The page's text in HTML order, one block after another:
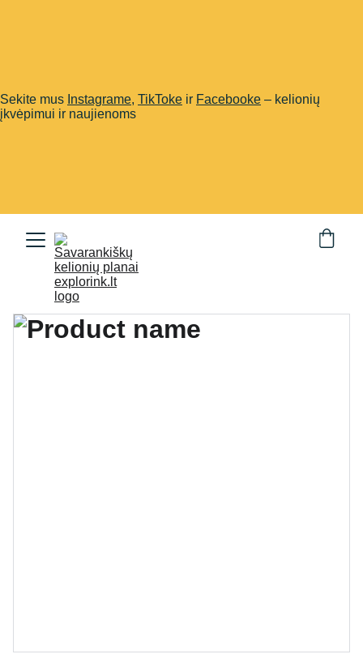
Sekite mus Instagrame, TikToke ir Facebooke – kelionių
įkvėpimui ir naujienoms